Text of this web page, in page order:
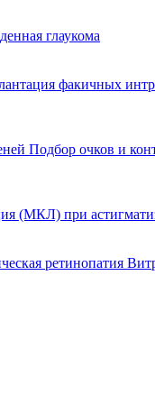
глаукома
факичных
Подбор очков и
(МКЛ) при
ретинопатия